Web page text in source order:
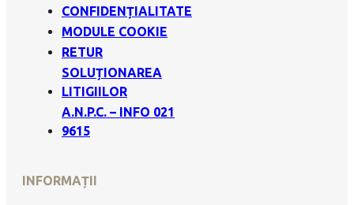
CONFIDENȚIALITATE
MODULE COOKIE
RETUR
SOLUȚIONAREA
LITIGIILOR
A.N.P.C. – INFO 021
9615
INFORMAȚII